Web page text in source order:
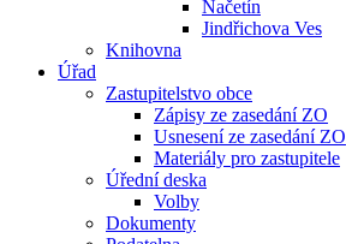
Načetín
Jindřichova Ves
Knihovna
Úřad
Zastupitelstvo obce
Zápisy ze zasedání ZO
Usnesení ze zasedání ZO
Materiály pro zastupitele
Úřední deska
Volby
Dokumenty